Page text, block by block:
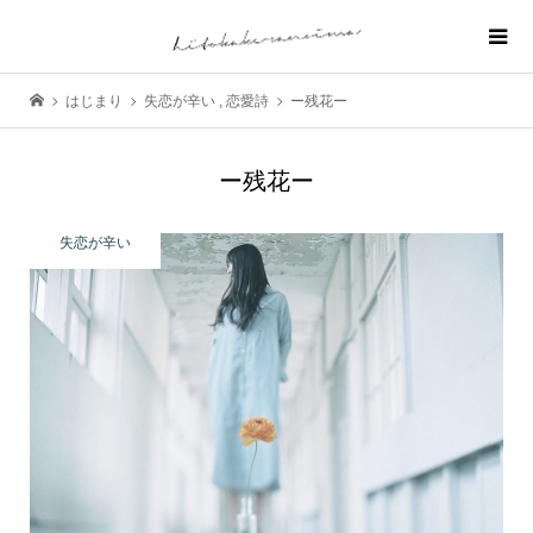
はじまり 失恋が辛い , 恋愛詩 ー残花ー
ー残花ー
失恋が辛い